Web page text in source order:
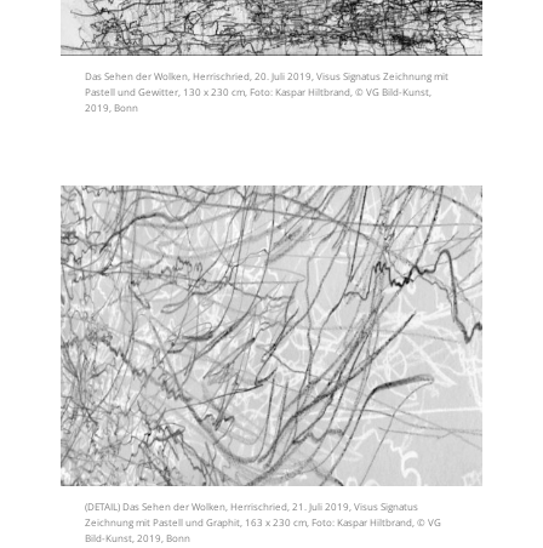
Das Sehen der Wolken, Herrischried, 20. Juli 2019, Visus Signatus Zeichnung mit
Pastell und Gewitter, 130 x 230 cm, Foto: Kaspar Hiltbrand, © VG Bild-Kunst,
2019, Bonn
(DETAIL) Das Sehen der Wolken, Herrischried, 21. Juli 2019, Visus Signatus
Zeichnung mit Pastell und Graphit, 163 x 230 cm, Foto: Kaspar Hiltbrand, © VG
Bild-Kunst, 2019, Bonn